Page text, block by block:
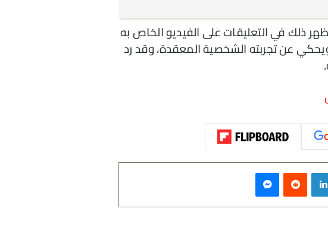
ذلك في التعليقات على الفيديو الخاص به
عن تجربته الشخصية المعقدة، وقد رد
لينكدإن